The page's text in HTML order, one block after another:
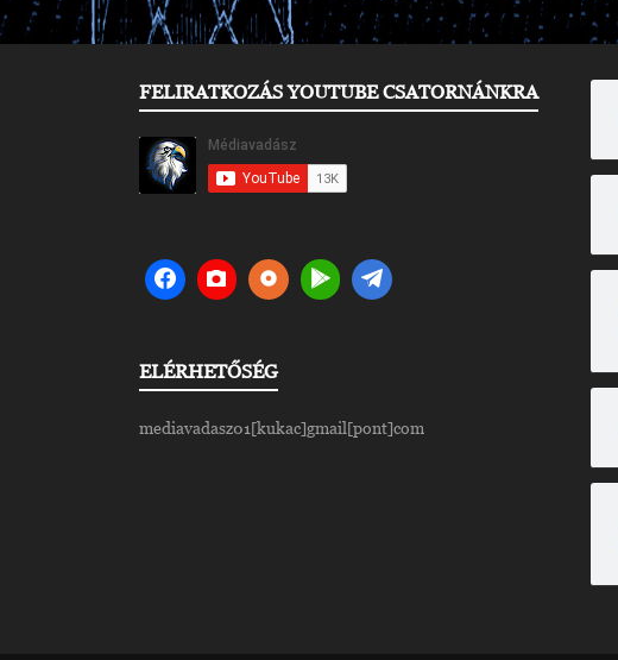
FELIRATKOZÁS YOUTUBE CSATORNÁNKRA
ELÉRHETŐSÉG
mediavadasz01[kukac]gmail[pont]com